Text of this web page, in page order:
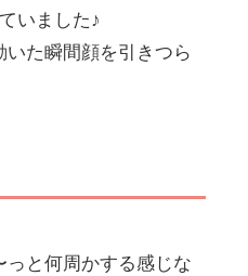
いました♪
た瞬間顔を引きつら
っと何周かする感じな